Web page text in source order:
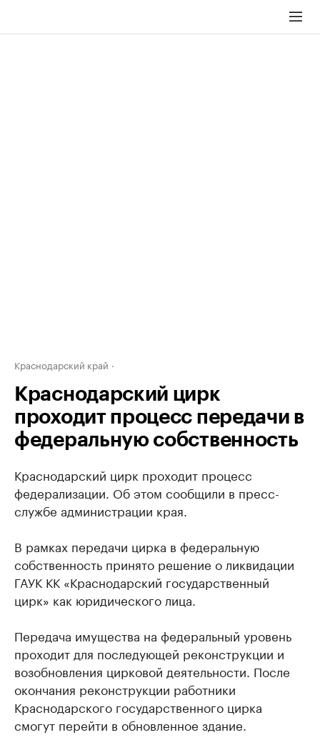
Краснодарский край
Краснодарский цирк
проходит процесс передачи в
федеральную собственность
Краснодарский цирк проходит процесс
федерализации. Об этом сообщили в пресс-
службе администрации края.
В рамках передачи цирка в федеральную
собственность принято решение о ликвидации
ГАУК КК «Краснодарский государственный
цирк» как юридического лица.
Передача имущества на федеральный уровень
проходит для последующей реконструкции и
возобновления цирковой деятельности. После
окончания реконструкции работники
Краснодарского государственного цирка
смогут перейти в обновленное здание.